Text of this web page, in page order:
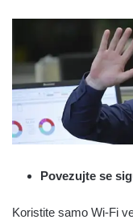
Povezujte se
Koristite samo Wi-Fi